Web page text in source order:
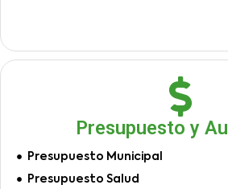
Presupuesto y
Presupuesto Municipal
Presupuesto Salud